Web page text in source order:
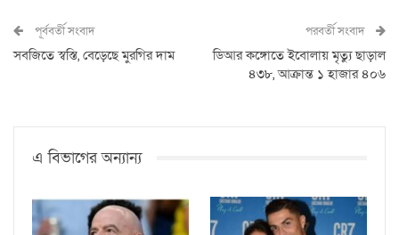
পূর্ববর্তী সংবাদ
সবজিতে স্বস্তি, বেড়েছে মুরগির দাম
পরবর্তী সংবাদ
ডিআর কঙ্গোতে ইবোলায় মৃত্যু ছাড়াল
৪৩৮, আক্রান্ত ১ হাজার ৪০৬
এ বিভাগের অন্যান্য